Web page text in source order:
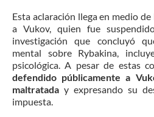
Esta aclaración llega en medio
a Vukov, quien fue
investigación que concluyó
mental sobre Rybakina,
psicológica. A pesar de estas
defendido públicamente a
maltratada y expresando su
impuesta.